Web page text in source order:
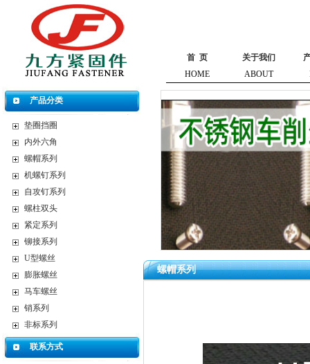
首 页 关于我们
HOME
ABOUT
产品分类
垫圈挡圈
内外六角
螺帽系列
机螺钉系列
自攻钉系列
螺柱双头
紧定系列
铆接系列
U型螺丝
膨胀螺丝
马车螺丝
销系列
非标系列
联系方式
螺帽系列